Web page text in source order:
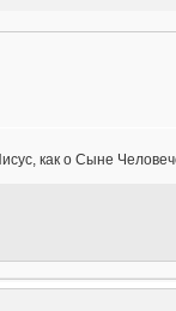
как о Сыне